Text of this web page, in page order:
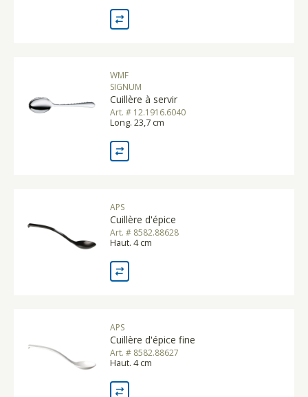
WMF
SIGNUM
Cuillère à servir
Art. # 12.1916.6040
Long. 23,7 cm
APS
Cuillère d'épice
Art. # 8582.88628
Haut. 4 cm
APS
Cuillère d'épice fine
Art. # 8582.88627
Haut. 4 cm